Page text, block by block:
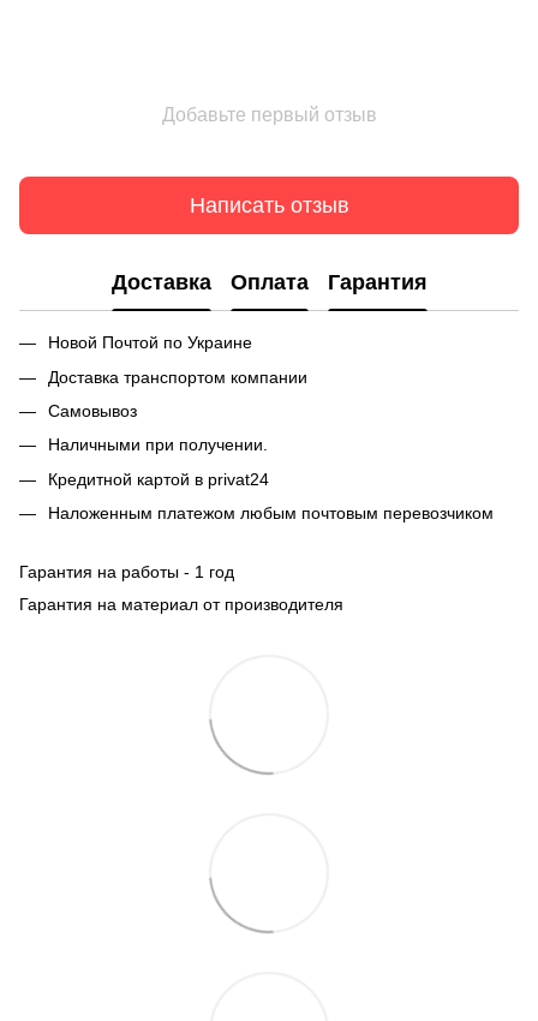
Добавьте первый отзыв
Написать отзыв
Доставка Оплата Гарантия
Новой Почтой по Украине
Доставка транспортом компании
Самовывоз
Наличными при получении.
Кредитной картой в privat24
Наложенным платежом любым почтовым перевозчиком
Гарантия на работы - 1 год
Гарантия на материал от производителя